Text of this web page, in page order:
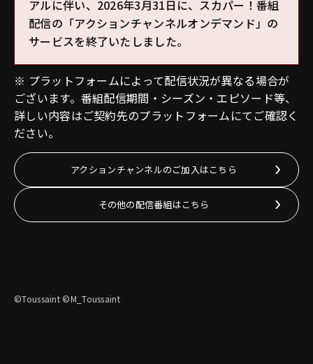
アルに伴い、2026年3月31日に、スカパー！番組
配信の「アクションチャンネルオンデマンド」の
サービスを終了いたしました。
※ プラットフォームによって配信状況が異なる場合が
ございます。番組配信期間・シーズン・エピソード等、
詳しい内容はご契約先のプラットフォームにてご確認く
ださい。
アクションチャンネルのご加入はこちら
その他の配信番組はこちら
©Toussaint ©M_Toussaint